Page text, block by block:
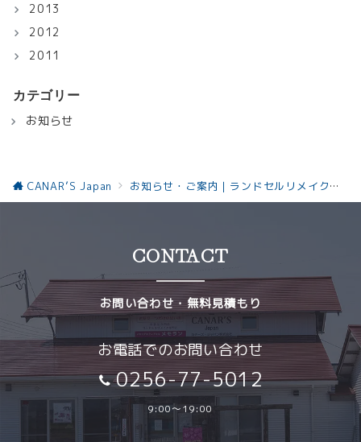
2013
2012
2011
カテゴリー
お知らせ
CANAR’S Japan お知らせ・ご案内｜ランドセルリメイクと革製品の最新情報お知らせ
CONTACT
お問い合わせ・無料見積もり
お電話でのお問い合わせ
0256-77-5012
9:00～19:00